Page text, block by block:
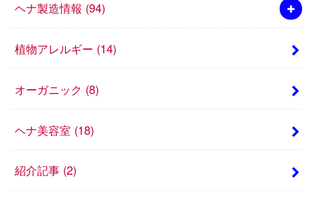
ヘナ製造情報 (94)
植物アレルギー (14)
オーガニック (8)
ヘナ美容室 (18)
紹介記事 (2)